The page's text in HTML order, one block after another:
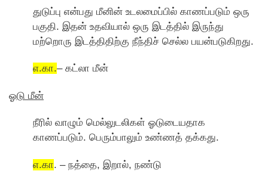
துடுப்பு என்பது மீனின் உடலமைப்பில் காணப்படும் ஒரு
பகுதி. இதன் உதவியால் ஒரு இடத்தில் இருந்து
மற்றொரு இடத்திதிற்கு நீந்திச் செல்ல பயன்படுகிறது.
எ.கா.– கட்லா மீன்
ஓடு மீன்
நீரில் வாழும் மெல்லுடலிகள் ஓடுடையதாக
காணப்படும். பெரும்பாலும் உண்ணத் தக்கது.
எ.கா. – நத்தை, இறால், நண்டு